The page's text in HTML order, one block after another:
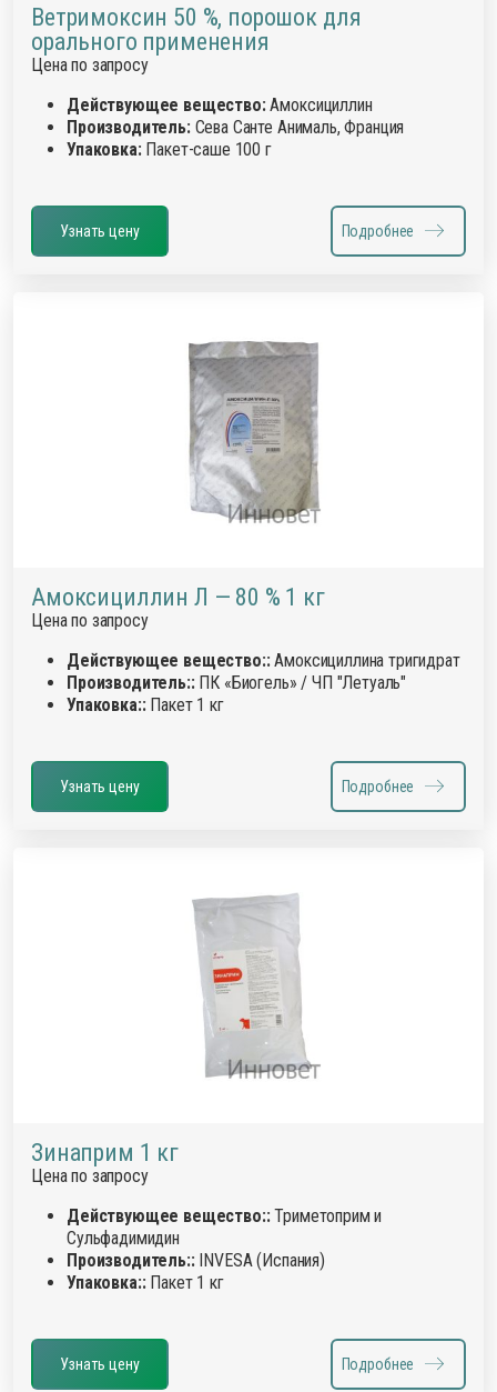
Ветримоксин 50 %, порошок для
орального применения
Цена по запросу
Действующее вещество:Амоксициллин
Производитель:Сева Санте Анималь, Франция
Упаковка:Пакет-саше 100 г
Узнать цену Подробнее
Амоксициллин Л — 80 % 1 кг
Цена по запросу
Действующее вещество::Амоксициллина тригидрат
Производитель::ПК «Биогель» / ЧП "Летуаль"
Упаковка::Пакет 1 кг
Узнать цену Подробнее
Зинаприм 1 кг
Цена по запросу
Действующее вещество::Триметоприм и
Сульфадимидин
Производитель::INVESA (Испания)
Упаковка::Пакет 1 кг
Узнать цену Подробнее